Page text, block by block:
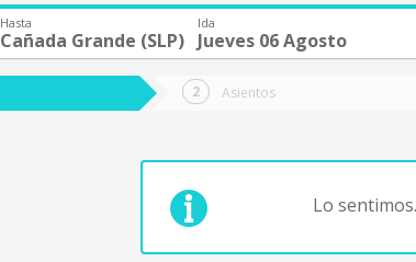
Hasta
Cañada Grande (SLP)
Ida
Jueves 06 Agosto
Asientos
Lo